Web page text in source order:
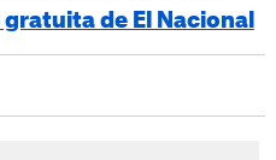
de El Nacional